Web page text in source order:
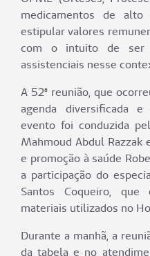
medicamentos de
estipular valores
com o intuito de ser
assistenciais nesse
A 52ª reunião, que
agenda diversificada
evento foi conduzida
Mahmoud Abdul Razzak
e promoção à saúde
a participação do
Santos Coqueiro,
materiais utilizados no
Durante a manhã, a
da tabela e no